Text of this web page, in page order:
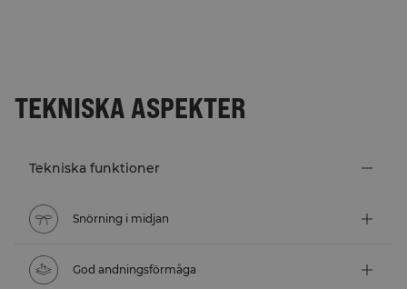
TEKNISKA ASPEKTER
Tekniska funktioner
Snörning i midjan
God andningsförmåga